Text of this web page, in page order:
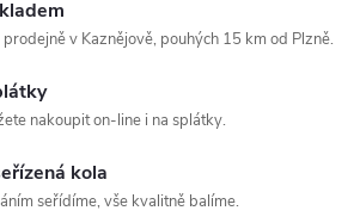
v Kaznějově, pouhých 15 km od Plzně.
nakoupit on-line i na splátky.
kola
seřídíme, vše kvalitně balíme.